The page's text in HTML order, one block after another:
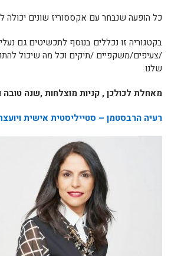
כל הופעה שנבחר עם אקססוריז שונים יכולה
בקטגוריה זו נכללים בנוסף לתכשיטים גם
/צעיפים/משקפיים /תיקים וכל מה שיכול
שלנו.
מאחלת לכולכן , קניות מוצלחות ,שנה
רעיה הרבסטמן – סטייליסטית אישית